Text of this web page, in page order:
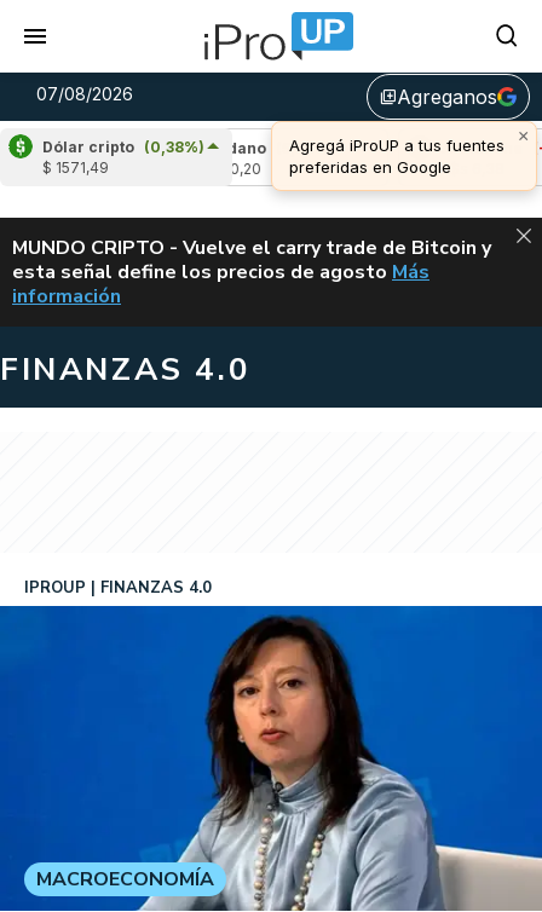
07/08/2026 library_addAgreganos
×
Agregá iProUP a tus fuentes
preferidas en Google
Dólar cripto (0,38%)
$ 1571,49
Cardano (5,84%)
Avalanche (-
u$s 6,38
ALERTA
MUNDO CRIPTO - Vuelve el carry trade de Bitcoin y
esta señal define los precios de agosto VUELVE EL
Más
información
FINANZAS 4.0
IPROUP FINANZAS 4.0
MACROECONOMÍA